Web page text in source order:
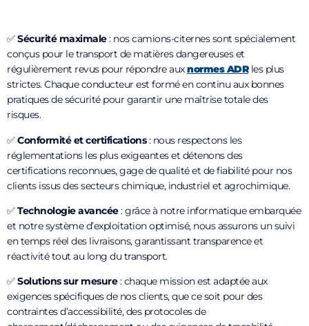
✅Sécurité maximale: nos camions-citernes sont spécialement
conçus pour le transport de matières dangereuses et
régulièrement revus pour répondre auxnormes ADRles plus
strictes. Chaque conducteur est formé en continu aux bonnes
pratiques de sécurité pour garantir une maîtrise totale des
risques.
✅Conformité et certifications: nous respectons les
réglementations les plus exigeantes et détenons des
certifications reconnues, gage de qualité et de fiabilité pour nos
clients issus des secteurs chimique, industriel et agrochimique.
✅Technologie avancée: grâce à notre informatique embarquée
et notre système d’exploitation optimisé, nous assurons un suivi
en temps réel des livraisons, garantissant transparence et
réactivité tout au long du transport.
✅Solutions sur mesure: chaque mission est adaptée aux
exigences spécifiques de nos clients, que ce soit pour des
contraintes d’accessibilité, des protocoles de